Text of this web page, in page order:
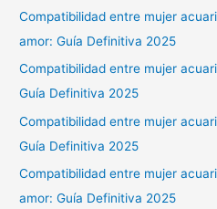
Compatibilidad entre mujer
amor: Guía Definitiva 2025
Compatibilidad entre mujer
Guía Definitiva 2025
Compatibilidad entre mujer
Guía Definitiva 2025
Compatibilidad entre mujer
amor: Guía Definitiva 2025